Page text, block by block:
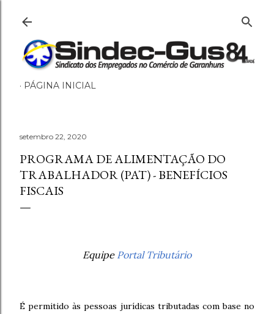
PÁGINA INICIAL
setembro 22, 2020
PROGRAMA DE ALIMENTAÇÃO DO
TRABALHADOR (PAT) - BENEFÍCIOS
FISCAIS
Equipe Portal Tributário
É permitido às pessoas jurídicas tributadas com base no